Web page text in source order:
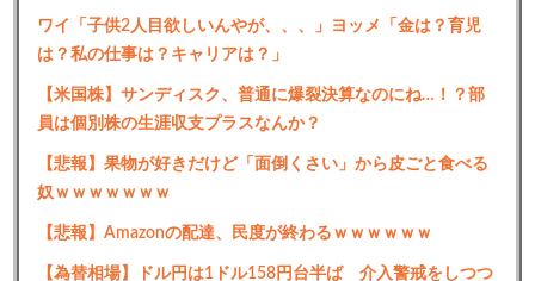
ワイ「子供2人目欲しいんやが、、、」ヨッメ「金は？育児
は？私の仕事は？キャリアは？」
【米国株】サンディスク、普通に爆裂決算なのにね…！？部
員は個別株の生涯収支プラスなんか？
【悲報】果物が好きだけど「面倒くさい」から皮ごと食べる
奴ｗｗｗｗｗｗｗ
【悲報】Amazonの配達、民度が終わるｗｗｗｗｗｗ
【為替相場】ドル円は1ドル158円台半ば 介入警戒をしつつ